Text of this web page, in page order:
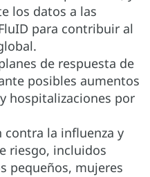
los datos a las
para contribuir al
de respuesta de
posibles aumentos
hospitalizaciones por
contra la influenza y
riesgo, incluidos
pequeños, mujeres